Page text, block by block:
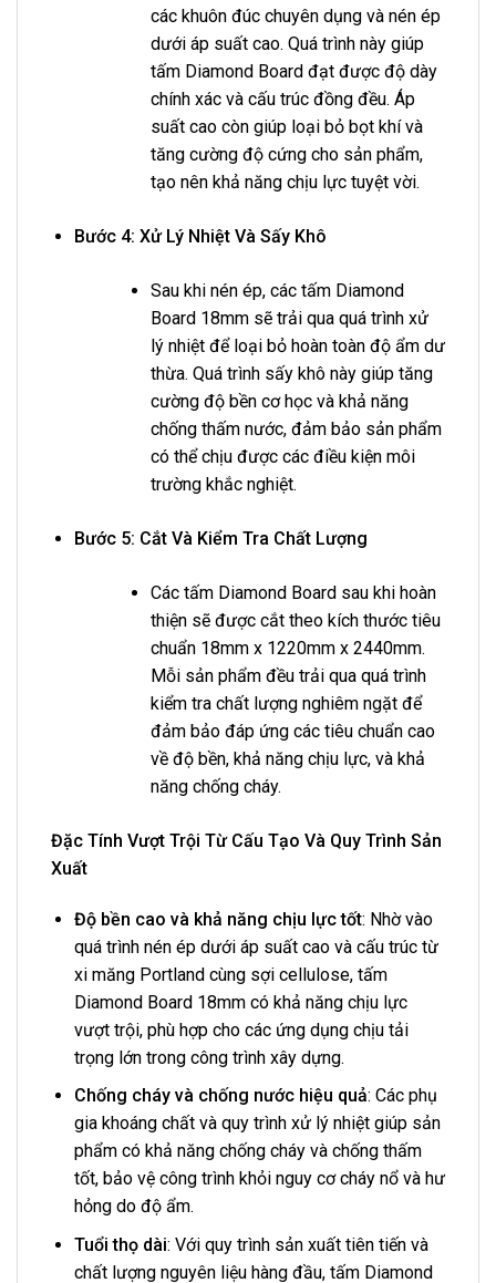
các khuôn đúc chuyên dụng và nén ép
dưới áp suất cao. Quá trình này giúp
tấm Diamond Board đạt được độ dày
chính xác và cấu trúc đồng đều. Áp
suất cao còn giúp loại bỏ bọt khí và
tăng cường độ cứng cho sản phẩm,
tạo nên khả năng chịu lực tuyệt vời.
Bước 4: Xử Lý Nhiệt Và Sấy Khô
Sau khi nén ép, các tấm Diamond
Board 18mm sẽ trải qua quá trình xử
lý nhiệt để loại bỏ hoàn toàn độ ẩm dư
thừa. Quá trình sấy khô này giúp tăng
cường độ bền cơ học và khả năng
chống thấm nước, đảm bảo sản phẩm
có thể chịu được các điều kiện môi
trường khắc nghiệt.
Bước 5: Cắt Và Kiểm Tra Chất Lượng
Các tấm Diamond Board sau khi hoàn
thiện sẽ được cắt theo kích thước tiêu
chuẩn 18mm x 1220mm x 2440mm.
Mỗi sản phẩm đều trải qua quá trình
kiểm tra chất lượng nghiêm ngặt để
đảm bảo đáp ứng các tiêu chuẩn cao
về độ bền, khả năng chịu lực, và khả
năng chống cháy.
Đặc Tính Vượt Trội Từ Cấu Tạo Và Quy Trình Sản
Xuất
Độ bền cao và khả năng chịu lực tốt: Nhờ vào
quá trình nén ép dưới áp suất cao và cấu trúc từ
xi măng Portland cùng sợi cellulose, tấm
Diamond Board 18mm có khả năng chịu lực
vượt trội, phù hợp cho các ứng dụng chịu tải
trọng lớn trong công trình xây dựng.
Chống cháy và chống nước hiệu quả: Các phụ
gia khoáng chất và quy trình xử lý nhiệt giúp sản
phẩm có khả năng chống cháy và chống thấm
tốt, bảo vệ công trình khỏi nguy cơ cháy nổ và hư
hỏng do độ ẩm.
Tuổi thọ dài: Với quy trình sản xuất tiên tiến và
chất lượng nguyên liệu hàng đầu, tấm Diamond